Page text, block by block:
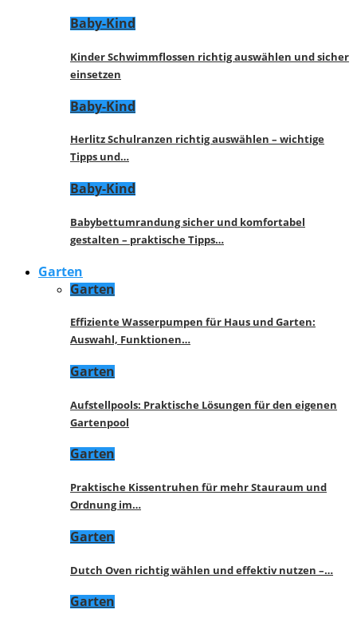
Baby-Kind
Kinder Schwimmflossen richtig auswählen und sicher
einsetzen
Baby-Kind
Herlitz Schulranzen richtig auswählen – wichtige
Tipps und…
Baby-Kind
Babybettumrandung sicher und komfortabel
gestalten – praktische Tipps…
Garten
Garten
Effiziente Wasserpumpen für Haus und Garten:
Auswahl, Funktionen…
Garten
Aufstellpools: Praktische Lösungen für den eigenen
Gartenpool
Garten
Praktische Kissentruhen für mehr Stauraum und
Ordnung im…
Garten
Dutch Oven richtig wählen und effektiv nutzen –…
Garten